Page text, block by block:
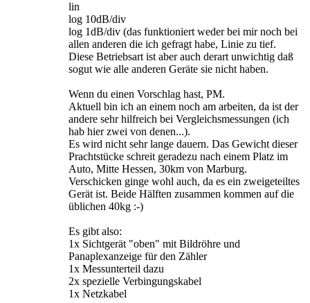
lin
log 10dB/div
log 1dB/div (das funktioniert weder bei mir noch bei
allen anderen die ich gefragt habe, Linie zu tief.
Diese Betriebsart ist aber auch derart unwichtig daß
sogut wie alle anderen Geräte sie nicht haben.
Wenn du einen Vorschlag hast, PM.
Aktuell bin ich an einem noch am arbeiten, da ist der
andere sehr hilfreich bei Vergleichsmessungen (ich
hab hier zwei von denen...).
Es wird nicht sehr lange dauern. Das Gewicht dieser
Prachtstücke schreit geradezu nach einem Platz im
Auto, Mitte Hessen, 30km von Marburg.
Verschicken ginge wohl auch, da es ein zweigeteiltes
Gerät ist. Beide Hälften zusammen kommen auf die
üblichen 40kg :-)
Es gibt also:
1x Sichtgerät "oben" mit Bildröhre und
Panaplexanzeige für den Zähler
1x Messunterteil dazu
2x spezielle Verbingungskabel
1x Netzkabel